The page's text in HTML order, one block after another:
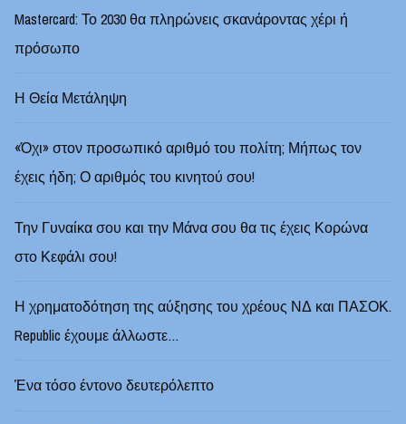
Mastercard: Το 2030 θα πληρώνεις σκανάροντας χέρι ή
πρόσωπο
Η Θεία Μετάληψη
«Όχι» στον προσωπικό αριθμό του πολίτη; Μήπως τον
έχεις ήδη; Ο αριθμός του κινητού σου!
Την Γυναίκα σου και την Μάνα σου θα τις έχεις Κορώνα
στο Κεφάλι σου!
Η χρηματοδότηση της αύξησης του χρέους ΝΔ και ΠΑΣΟΚ.
Republic έχουμε άλλωστε…
Ένα τόσο έντονο δευτερόλεπτο